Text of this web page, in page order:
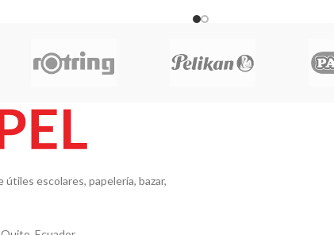
escolares, papelería, bazar,